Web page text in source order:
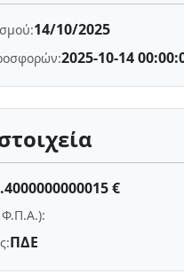
14/10/2025
2025-10-14
€
Φ.Π.Α.):
ΠΔΕ